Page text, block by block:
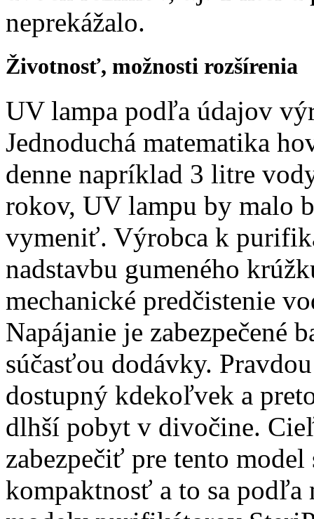
neprekážalo.
Životnosť, možnosti rozšírenia
UV lampa podľa údajov
Jednoduchá matematika
denne napríklad 3 litre
rokov, UV lampu by malo
vymeniť. Výrobca k
nadstavbu gumeného
mechanické predčistenie
Napájanie je zabezpečené
súčasťou dodávky.
dostupný kdekoľvek a
dlhší pobyt v divočine.
zabezpečiť pre tento
kompaktnosť a to sa